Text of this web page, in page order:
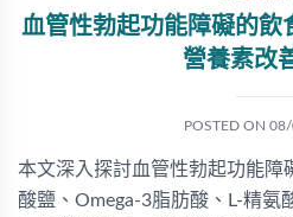
血管性勃起功能障礙的飲
營養素改
POSTED ON
本文深入探討血管性勃起功能障
酸鹽、Omega-3脂肪酸、L-精氨